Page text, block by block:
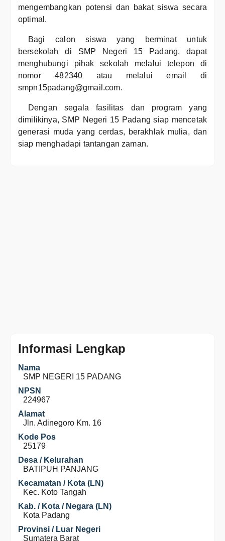
mengembangkan potensi dan bakat siswa secara
optimal.
Bagi calon siswa yang berminat untuk
bersekolah di SMP Negeri 15 Padang, dapat
menghubungi pihak sekolah melalui telepon di
nomor 482340 atau melalui email di
smpn15padang@gmail.com.
Dengan segala fasilitas dan program yang
dimilikinya, SMP Negeri 15 Padang siap mencetak
generasi muda yang cerdas, berakhlak mulia, dan
siap menghadapi tantangan zaman.
Informasi Lengkap
Nama
SMP NEGERI 15 PADANG
NPSN
224967
Alamat
Jln. Adinegoro Km. 16
Kode Pos
25179
Desa / Kelurahan
BATIPUH PANJANG
Kecamatan / Kota (LN)
Kec. Koto Tangah
Kab. / Kota / Negara (LN)
Kota Padang
Provinsi / Luar Negeri
Sumatera Barat